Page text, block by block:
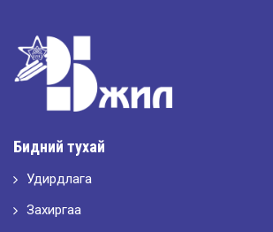
Бидний тухай
Удирдлага
Захиргаа